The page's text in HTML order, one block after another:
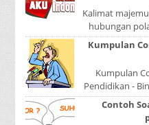
Kalimat
hubungan
satu pola
Kumpulan
Kumpulan
Pendidikan -
sekolah?
Contoh